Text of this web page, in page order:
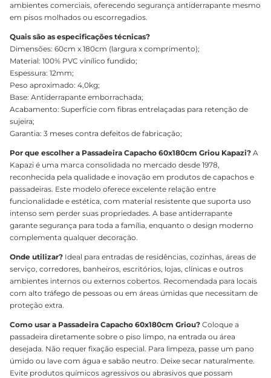
ambientes comerciais, oferecendo segurança antiderrapante mesmo
em pisos molhados ou escorregadios.
Quais são as especificações técnicas?
Dimensões: 60cm x 180cm (largura x comprimento);
Material: 100% PVC vinílico fundido;
Espessura: 12mm;
Peso aproximado: 4,0kg;
Base: Antiderrapante emborrachada;
Acabamento: Superfície com fibras entrelaçadas para retenção de
sujeira;
Garantia: 3 meses contra defeitos de fabricação;
Por que escolher a Passadeira Capacho 60x180cm Griou Kapazi? A
Kapazi é uma marca consolidada no mercado desde 1978,
reconhecida pela qualidade e inovação em produtos de capachos e
passadeiras. Este modelo oferece excelente relação entre
funcionalidade e estética, com material resistente que suporta uso
intenso sem perder suas propriedades. A base antiderrapante
garante segurança para toda a família, enquanto o design moderno
complementa qualquer decoração.
Onde utilizar? Ideal para entradas de residências, cozinhas, áreas de
serviço, corredores, banheiros, escritórios, lojas, clínicas e outros
ambientes internos ou externos cobertos. Recomendada para locais
com alto tráfego de pessoas ou em áreas úmidas que necessitam de
proteção extra.
Como usar a Passadeira Capacho 60x180cm Griou? Coloque a
passadeira diretamente sobre o piso limpo, na entrada ou área
desejada. Não requer fixação especial. Para limpeza, passe um pano
úmido ou lave com água e sabão neutro. Deixe secar naturalmente.
Evite produtos químicos agressivos ou abrasivos que possam